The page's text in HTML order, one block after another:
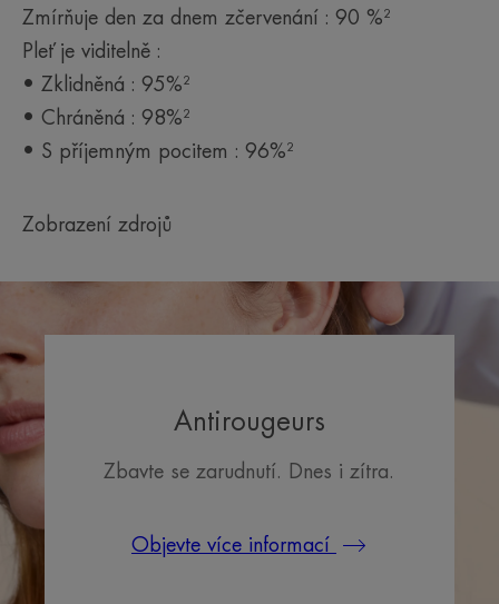
Zmírňuje den za dnem zčervenání : 90 %²
Pleť je viditelně :
• Zklidněná : 95%²
• Chráněná : 98%²
• S příjemným pocitem : 96%²
Zobrazení zdrojů
Antirougeurs
Zbavte se zarudnutí. Dnes i zítra.
Objevte více informací